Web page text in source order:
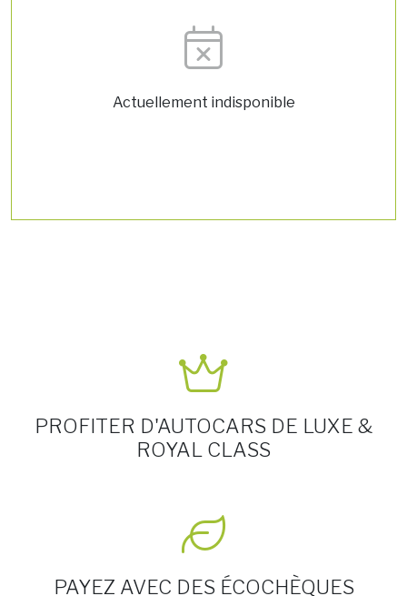
Actuellement indisponible
PROFITER D'AUTOCARS DE LUXE &
ROYAL CLASS
PAYEZ AVEC DES ÉCOCHÈQUES